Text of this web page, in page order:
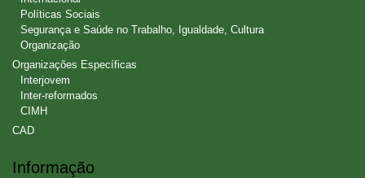
Políticas Sociais
Segurança e Saúde no Trabalho, Igualdade, Cultura
Organização
Organizações Específicas
Interjovem
Inter-reformados
CIMH
CAD
Informação